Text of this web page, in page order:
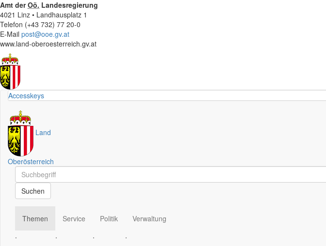
Amt derOö. Landesregierung
4021 Linz • Landhausplatz 1
Telefon (+43 732) 77 20-0
E-Mail post@ooe.gv.at
www.land-oberoesterreich.gv.at
Accesskeys
Land
Oberösterreich
Schnellsuche
Schnellsuche
Suchen
Themen
.
Service
.
Politik
.
Verwaltung
.